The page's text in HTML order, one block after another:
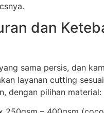
dan
sama persis, dan
layanan cutting
dengan pilihan material: